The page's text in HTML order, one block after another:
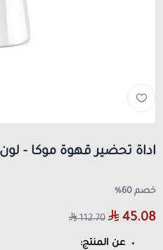
اداة تحضير قهوة موكا -
خصم 60%
45.08
112.70
عن المنتج: